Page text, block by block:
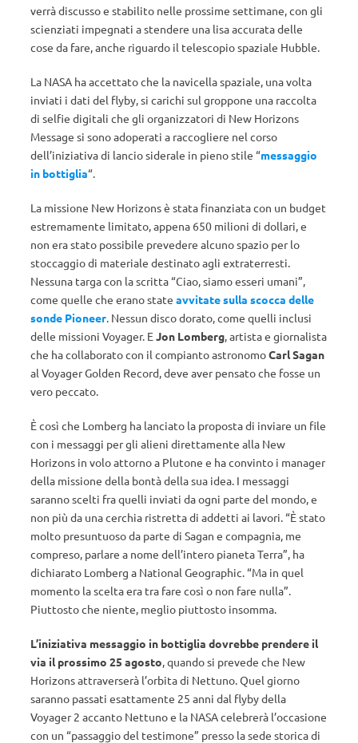
verrà discusso e stabilito nelle prossime settimane, con gli
scienziati impegnati a stendere una lisa accurata delle
cose da fare, anche riguardo il telescopio spaziale Hubble.
La NASA ha accettato che la navicella spaziale, una volta
inviati i dati del flyby, si carichi sul groppone una raccolta
di selfie digitali che gli organizzatori di New Horizons
Message si sono adoperati a raccogliere nel corso
dell’iniziativa di lancio siderale in pieno stile “messaggio
in bottiglia“.
La missione New Horizons è stata finanziata con un budget
estremamente limitato, appena 650 milioni di dollari, e
non era stato possibile prevedere alcuno spazio per lo
stoccaggio di materiale destinato agli extraterresti.
Nessuna targa con la scritta “Ciao, siamo esseri umani”,
come quelle che erano state avvitate sulla scocca delle
sonde Pioneer. Nessun disco dorato, come quelli inclusi
delle missioni Voyager. EJon Lomberg, artista e giornalista
che ha collaborato con il compianto astronomoCarl Sagan
al ​​Voyager Golden Record, deve aver pensato che fosse un
vero peccato.
È così che Lomberg ha lanciato la proposta di inviare un file
con i messaggi per gli alieni direttamente alla New
Horizons in volo attorno a Plutone e ha convinto i manager
della missione della bontà della sua idea. I messaggi
saranno scelti fra quelli inviati da ogni parte del mondo, e
non più da una cerchia ristretta di addetti ai lavori. “È stato
molto presuntuoso da parte di Sagan e compagnia, me
compreso, parlare a nome dell’intero pianeta Terra”, ha
dichiarato Lomberg a National Geographic. “Ma in quel
momento la scelta era tra fare così o non fare nulla”.
Piuttosto che niente, meglio piuttosto insomma.
L’iniziativa messaggio in bottiglia dovrebbe prendere il
via il prossimo 25 agosto, quando si prevede che New
Horizons attraverserà l’orbita di Nettuno. Quel giorno
saranno passati esattamente 25 anni dal flyby della
Voyager 2 accanto Nettuno e la NASA celebrerà l’occasione
con un “passaggio del testimone” presso la sede storica di